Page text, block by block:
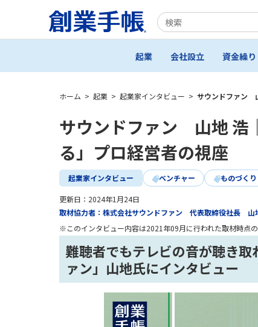
起業 会社設立 資金繰り
ホーム > 起業 > 起業家インタビュー > サウンドファン
サウンドファン 山地 浩
る」プロ経営者の視座
起業家インタビュー ベンチャー ものづくり
取材協力者：株式会社サウンドファン 代表取締役社長 山
更新日： 2024年1月24日
※このインタビュー内容は2021年09月に行われた取材時点の
難聴者でもテレビの音が聴き
ァン」山地氏にインタビュー